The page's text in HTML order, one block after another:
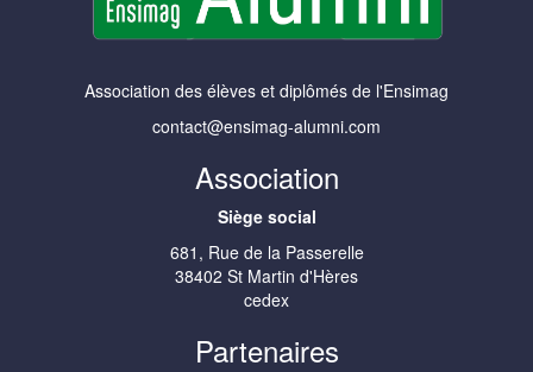
Association des élèves et diplômés de l'Ensimag
contact@ensimag-alumni.com
Association
Siège social
681, Rue de la Passerelle
38402 St Martin d'Hères
cedex
Partenaires